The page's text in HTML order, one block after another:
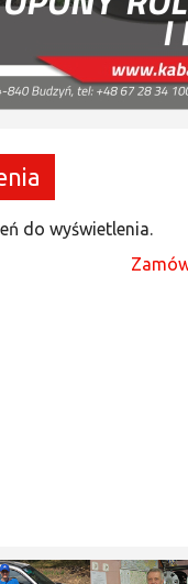
do wyświetlenia.